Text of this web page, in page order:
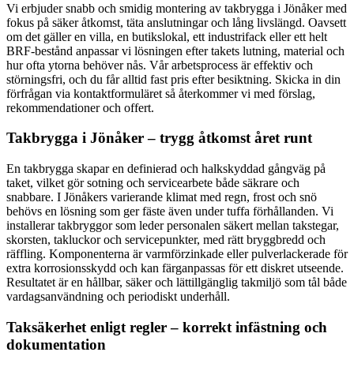
Vi erbjuder snabb och smidig montering av takbrygga i Jönåker med
fokus på säker åtkomst, täta anslutningar och lång livslängd. Oavsett
om det gäller en villa, en butikslokal, ett industrifack eller ett helt
BRF-bestånd anpassar vi lösningen efter takets lutning, material och
hur ofta ytorna behöver nås. Vår arbetsprocess är effektiv och
störningsfri, och du får alltid fast pris efter besiktning. Skicka in din
förfrågan via kontaktformuläret så återkommer vi med förslag,
rekommendationer och offert.
Takbrygga i Jönåker – trygg åtkomst året runt
En takbrygga skapar en definierad och halkskyddad gångväg på
taket, vilket gör sotning och servicearbete både säkrare och
snabbare. I Jönåkers varierande klimat med regn, frost och snö
behövs en lösning som ger fäste även under tuffa förhållanden. Vi
installerar takbryggor som leder personalen säkert mellan takstegar,
skorsten, takluckor och servicepunkter, med rätt bryggbredd och
räffling. Komponenterna är varmförzinkade eller pulverlackerade för
extra korrosionsskydd och kan färganpassas för ett diskret utseende.
Resultatet är en hållbar, säker och lättillgänglig takmiljö som tål både
vardagsanvändning och periodiskt underhåll.
Taksäkerhet enligt regler – korrekt infästning och
dokumentation